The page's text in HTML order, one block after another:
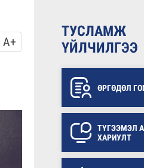
A+
ТУСЛАМЖ
ҮЙЛЧИЛГЭЭ
ӨРГӨДӨЛ
ТҮГЭЭМЭЛ
ХАРИУЛТ